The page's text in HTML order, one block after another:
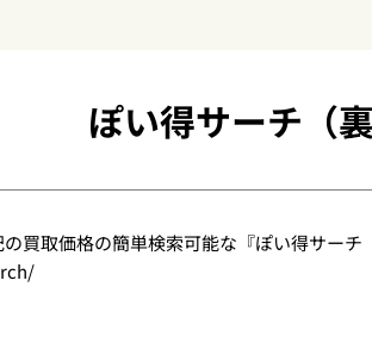
ぽい得サーチ（
買取価格の簡単検索可能な『ぽい得サーチ